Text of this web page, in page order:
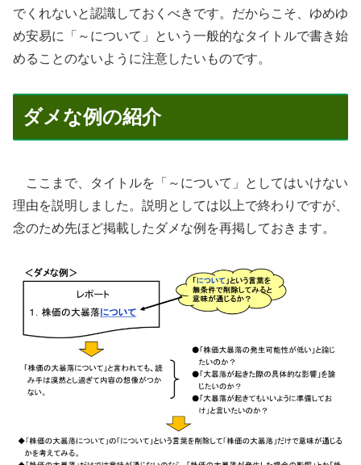
でくれないと認識しておくべきです。だからこそ、ゆめゆ
め安易に「～について」という一般的なタイトルで書き始
めることのないように注意したいものです。
ダメな例の紹介
ここまで、タイトルを「～について」としてはいけない
理由を説明しました。説明としては以上で終わりですが、
念のため先ほど掲載したダメな例を再掲しておきます。